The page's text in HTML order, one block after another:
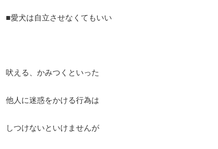
■愛犬は自立させなくてもいい
吠える、かみつくといった
他人に迷惑をかける行為は
しつけないといけませんが